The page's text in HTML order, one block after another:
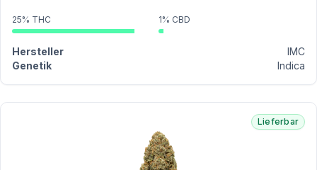
25% THC 1% CBD
Hersteller
IMC
Genetik
Indica
Lieferbar